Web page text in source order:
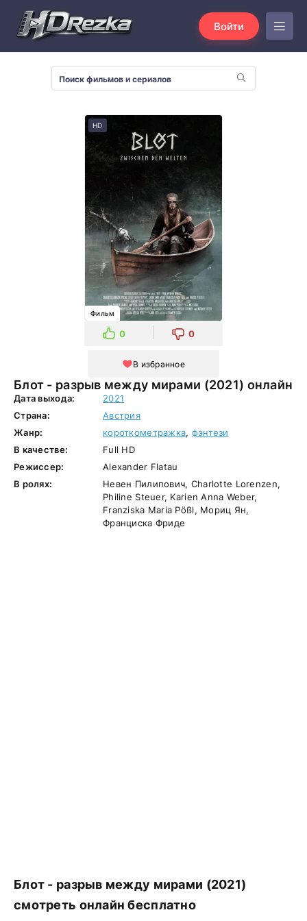
Войти
Блот - разрыв между мирами (2021) онлайн
HD
Фильм
0 0
В избранное
Дата выхода:
2021
Страна:
Австрия
Жанр:
короткометражка, фэнтези
В качестве:
Full HD
Режиссер:
Alexander Flatau
В ролях:
Невен Пилипович, Charlotte Lorenzen,
Philine Steuer, Karien Anna Weber,
Franziska Maria Pößl, Мориц Ян,
Франциска Фриде
Блот - разрыв между мирами (2021)
смотреть онлайн бесплатно